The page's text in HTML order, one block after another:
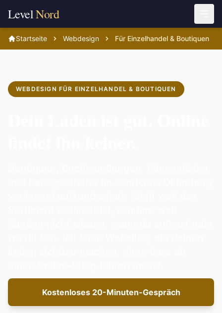
LevelNord
Startseite Webdesign Für Einzelhandel & Boutiquen
WEBDESIGN FÜR EINZELHANDEL & BOUTIQUEN
Kostenloses 20-Minuten-Gespräch